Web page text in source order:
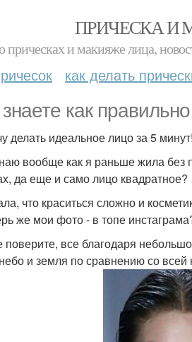
ПРИЧЕСКА И
и макияже лица,
как делать
как
делать идеальное лицо за 5 минут!
вообще как я раньше жила без
да еще и само лицо квадратное?
что краситься сложно и
же мои фото - в топе
поверите, все благодаря
и земля по сравнению со всей